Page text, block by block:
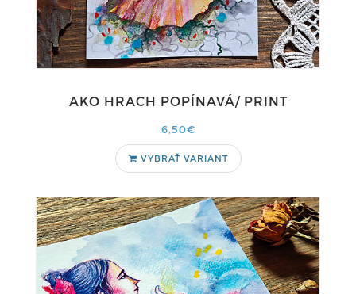
AKO HRACH POPÍNAVÁ/ PRINT
6,50€
VYBRAŤ VARIANT